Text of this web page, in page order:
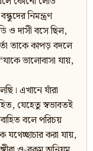
নিমন্ত্রণ
ও দাসী বসে ছিল,
তাকে কাপড় বদলে
ভালোবাসা যায়,
এখানে যাঁরা
যেহেতু স্বভাবতই
বলে পরিচয়
যথেচ্ছাচার করা যায়,